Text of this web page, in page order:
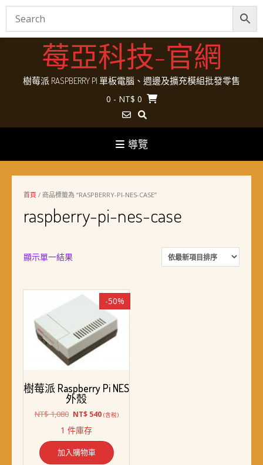
Skip
莓亞科技-官網
樹莓派 RASPBERRY PI 單板電腦、週邊及擴充模組批發零售
0 - NT$ 0
導覽
首頁 / 商品標籤為 “RASPBERRY-PI-NES-CASE”
raspberry-pi-nes-case
顯示單一結果
-50%
樹莓派 Raspberry Pi NES
外殼
NT$1,080 原
價
NT$ 1,080。
NT$540目
格：
NT$ 540。
(含稅)
1 件庫存
加入購物車